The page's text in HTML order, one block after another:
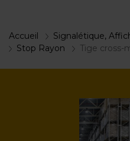
Accueil Signalétique,
Stop Rayon
Tige cross-